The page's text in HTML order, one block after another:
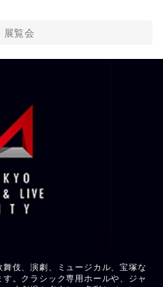
展覧会
伎、演劇、ミュージカル、宝塚な
。クラシック専用ホールや、ジャ